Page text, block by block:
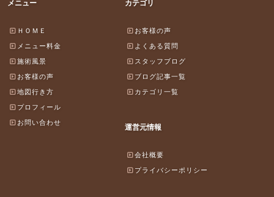
メニュー
ＨＯＭＥ
メニュー料金
施術風景
お客様の声
地図行き方
プロフィール
お問い合わせ
カテゴリ
お客様の声
よくある質問
スタッフブログ
ブログ記事一覧
カテゴリ一覧
運営元情報
会社概要
プライバシーポリシー